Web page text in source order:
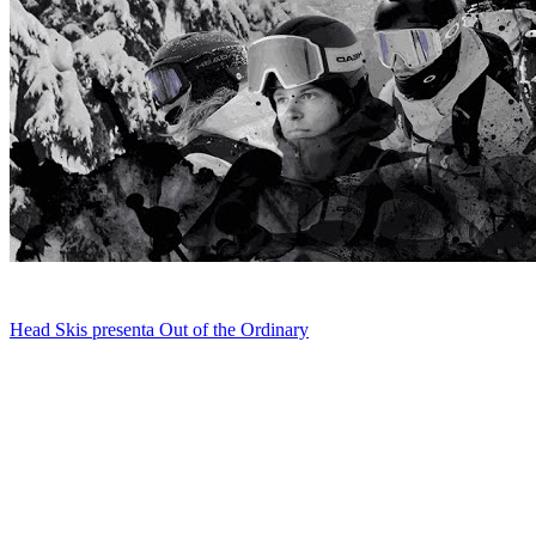
Head Skis presenta Out of the Ordinary